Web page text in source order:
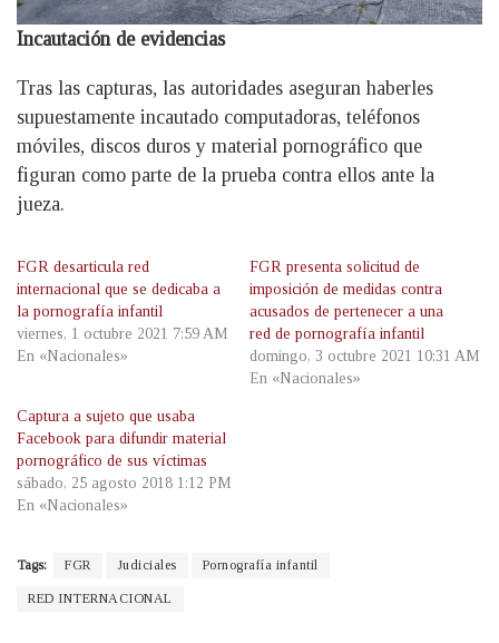
Incautación de evidencias
Tras las capturas, las autoridades aseguran haberles
supuestamente incautado computadoras, teléfonos
móviles, discos duros y material pornográfico que
figuran como parte de la prueba contra ellos ante la
jueza.
FGR desarticula red
internacional que se dedicaba a
la pornografía infantil
viernes, 1 octubre 2021 7:59 AM
En «Nacionales»
FGR presenta solicitud de
imposición de medidas contra
acusados de pertenecer a una
red de pornografía infantil
domingo, 3 octubre 2021 10:31 AM
En «Nacionales»
Captura a sujeto que usaba
Facebook para difundir material
pornográfico de sus víctimas
sábado, 25 agosto 2018 1:12 PM
En «Nacionales»
Tags: FGR Judiciales Pornografía infantil
RED INTERNACIONAL